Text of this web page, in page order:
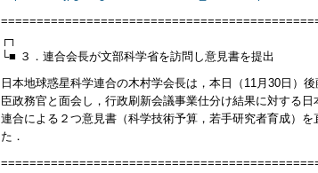
┌┐
└■ ３．連合会長が文部科学省を訪問し意見書を提出
日本地球惑星科学連合の木村学会長は，本日（11月30日）
臣政務官と面会し，行政刷新会議事業仕分け結果に対する日
連合による２つ意見書（科学技術予算，若手研究者育成）を
た．